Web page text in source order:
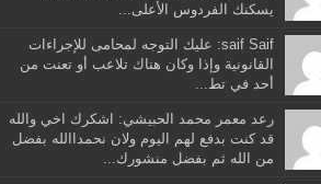
يسكنك الفردوس الأعلى...
saif Saif: عليك التوجه لمحامى للإجراءات
القانونية وإذا وكان هناك تلاعب أو تعنت من
أحد في تط...
رعد معمر محمد الحبيشي: اشكرك اخي والله
قد كنت بدفع لهم اليوم ولان نحمداالله بفضل
من الله ثم بفضل منشورك...